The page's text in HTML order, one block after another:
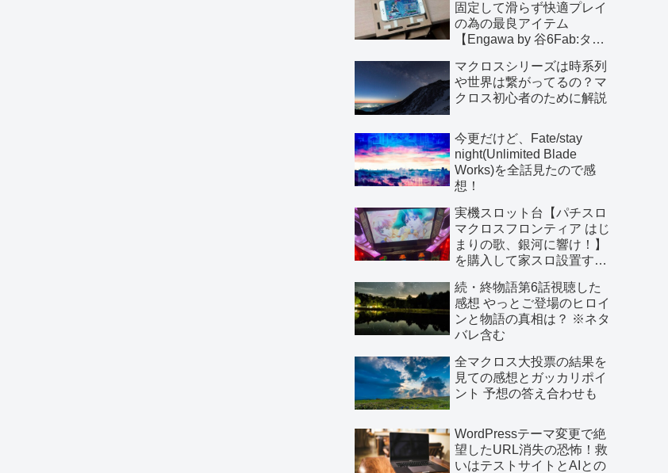
固定して滑らず快適プレイ
の為の最良アイテム
【Engawa by 谷6Fab:タイ
マクロスシリーズは時系列
や世界は繋がってるの？マ
クロス初心者のために解説
今更だけど、Fate/stay
night(Unlimited Blade
Works)を全話見たので感
想！
実機スロット台【パチスロ
マクロスフロンティア はじ
まりの歌、銀河に響け！】
を購入して家スロ設置する
続・終物語第6話視聴した
感想 やっとご登場のヒロイ
ンと物語の真相は？ ※ネタ
バレ含む
全マクロス大投票の結果を
見ての感想とガッカリポイ
ント 予想の答え合わせも
WordPressテーマ変更で絶
望したURL消失の恐怖！救
いはテストサイトとAIとの